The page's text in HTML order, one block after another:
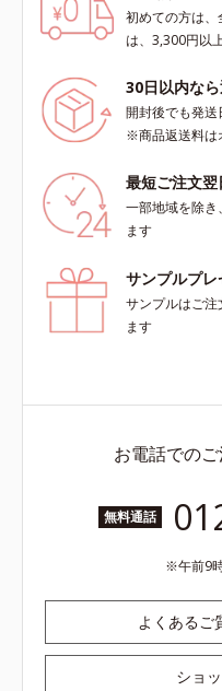
初めての方は
は、3,300円以
30日以内な
開封後でも発
※商品返送料は
最短ご注文
一部地域を除
ます
サンプルプレ
サンプルはご
ます
お電話での
無料通話
午前9
よくあるご
ショ